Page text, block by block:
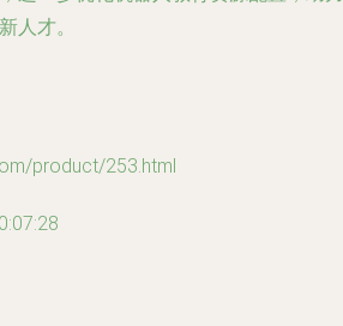
人才。
product/253.html